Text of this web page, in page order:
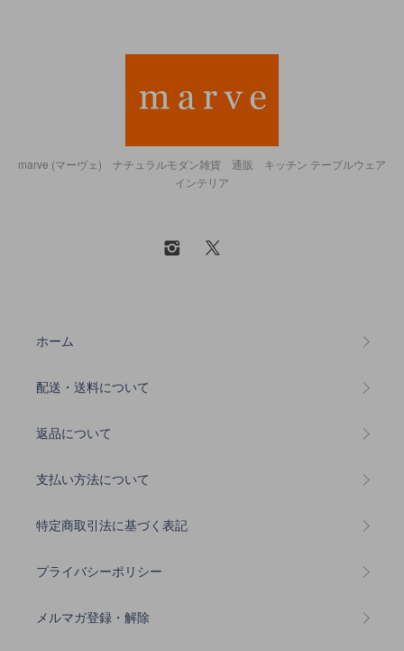
marve (マーヴェ) ナチュラルモダン雑貨 通販 キッチン テーブルウェア
インテリア
ホーム
配送・送料について
返品について
支払い方法について
特定商取引法に基づく表記
プライバシーポリシー
メルマガ登録・解除